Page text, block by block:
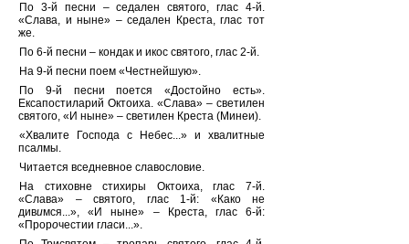
По 3-й песни – седален святого, глас 4-й.
«Слава, и ныне» – седален Креста, глас тот
же.
По 6-й песни – кондак и икос святого, глас 2-й.
На 9-й песни поем «Честнейшую».
По 9-й песни поется «Достойно есть».
Ексапостиларий Октоиха. «Слава» – светилен
святого, «И ныне» – светилен Креста (Минеи).
«Хвалите Господа с Небес...» и хвалитные
псалмы.
Читается вседневное славословие.
На стиховне стихиры Октоиха, глас 7-й.
«Слава» – святого, глас 1-й: «Како не
дивимся...», «И ныне» – Креста, глас 6-й:
«Пророчестии гласи...».